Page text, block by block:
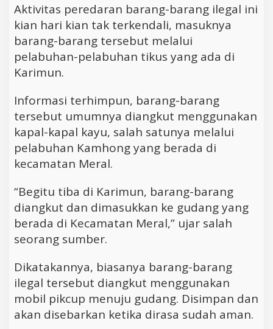
Aktivitas peredaran barang-barang ilegal ini
kian hari kian tak terkendali, masuknya
barang-barang tersebut melalui
pelabuhan-pelabuhan tikus yang ada di
Karimun.
Informasi terhimpun, barang-barang
tersebut umumnya diangkut menggunakan
kapal-kapal kayu, salah satunya melalui
pelabuhan Kamhong yang berada di
kecamatan Meral.
“Begitu tiba di Karimun, barang-barang
diangkut dan dimasukkan ke gudang yang
berada di Kecamatan Meral,” ujar salah
seorang sumber.
Dikatakannya, biasanya barang-barang
ilegal tersebut diangkut menggunakan
mobil pikcup menuju gudang. Disimpan dan
akan disebarkan ketika dirasa sudah aman.